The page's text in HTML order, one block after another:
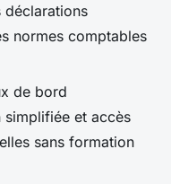
déclarations
normes comptables
de bord
simplifiée et accès
sans formation